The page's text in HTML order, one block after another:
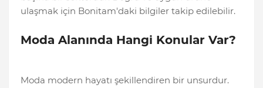
ulaşmak için Bonitam'daki bilgiler takip edilebilir.
Moda Alanında Hangi Konular Var?
Moda modern hayatı şekillendiren bir unsurdur.